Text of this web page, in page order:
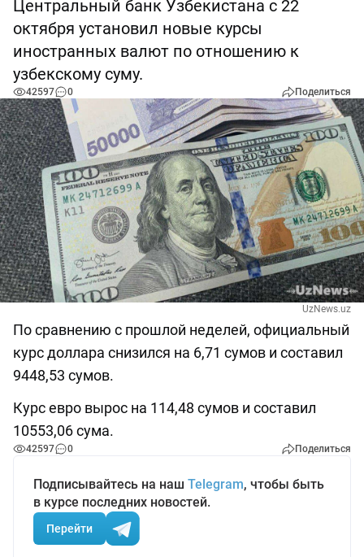
Центральный банк Узбекистана с 22
октября установил новые курсы
иностранных валют по отношению к
узбекскому суму.
42597 0 Поделиться
UzNews.uz
По сравнению с прошлой неделей, официальный
курс доллара снизился на 6,71 сумов и составил
9448,53 сумов.
Курс евро вырос на 114,48 сумов и составил
10553,06 сума.
42597 0 Поделиться
Подписывайтесь на наш Telegram, чтобы быть
в курсе последних новостей.
Перейти